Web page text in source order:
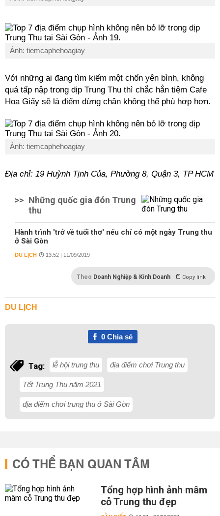
Ảnh: tiemcaphehoagiay
Với những ai đang tìm kiếm một chốn yên bình, không
quá tấp nập trong dịp Trung Thu thì chắc hẳn tiệm Cafe
Hoa Giấy sẽ là điểm dừng chân không thể phù hợp hơn.
Ảnh: tiemcaphehoagiay
Địa chỉ: 19 Huỳnh Tịnh Của, Phường 8, Quận 3, TP HCM
>> Những quốc gia đón Trung
thu
Hành trình 'trở về tuổi thơ' nếu chỉ có một ngày Trung thu
ở Sài Gòn
DU LỊCH 13:52 | 11/09/2019
Theo Doanh Nghiệp & Kinh Doanh Copy link
DU LỊCH
0Chia sẻ
Tag: lễ hội trung thu địa điểm chơi Trung thu
Tết Trung Thu năm 2021
địa điểm chơi trung thu ở Sài Gòn
CÓ THỂ BẠN QUAN TÂM
Tổng hợp hình ảnh mâm
cỗ Trung thu đẹp